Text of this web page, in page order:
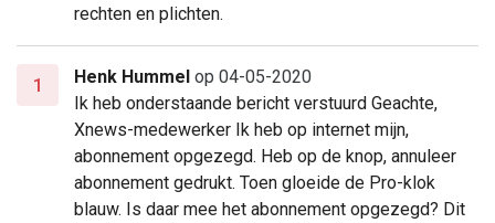
rechten en plichten.
1 Henk Hummel op 04-05-2020
Ik heb onderstaande bericht verstuurd Geachte,
Xnews-medewerker Ik heb op internet mijn,
abonnement opgezegd. Heb op de knop, annuleer
abonnement gedrukt. Toen gloeide de Pro-klok
blauw. Is daar mee het abonnement opgezegd? Dit